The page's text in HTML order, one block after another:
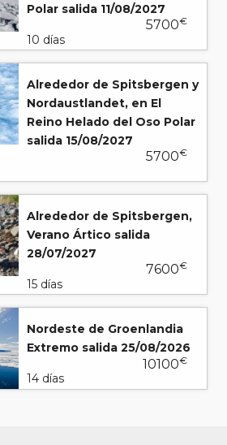
Polar salida 11/08/2027
10 días
5700€
Alrededor de Spitsbergen y
Nordaustlandet, en El
Reino Helado del Oso Polar
salida 15/08/2027
5700€
Alrededor de Spitsbergen,
Verano Ártico salida
28/07/2027
15 días
7600€
Nordeste de Groenlandia
Extremo salida 25/08/2026
14 días
10100€